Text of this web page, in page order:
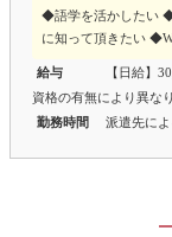
◆語学を活かしたい
に知って頂きたい
給与
【日給】
資格の有無により異な
勤務時間
派遣先に